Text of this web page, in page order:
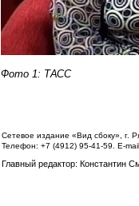
Фото 1: ТАСС
Сетевое издание «Вид сбоку», г.
Телефон: +7 (4912) 95-41-59. E-
Главный редактор: Константин